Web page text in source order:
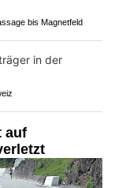
bis Magnetfeld
auf